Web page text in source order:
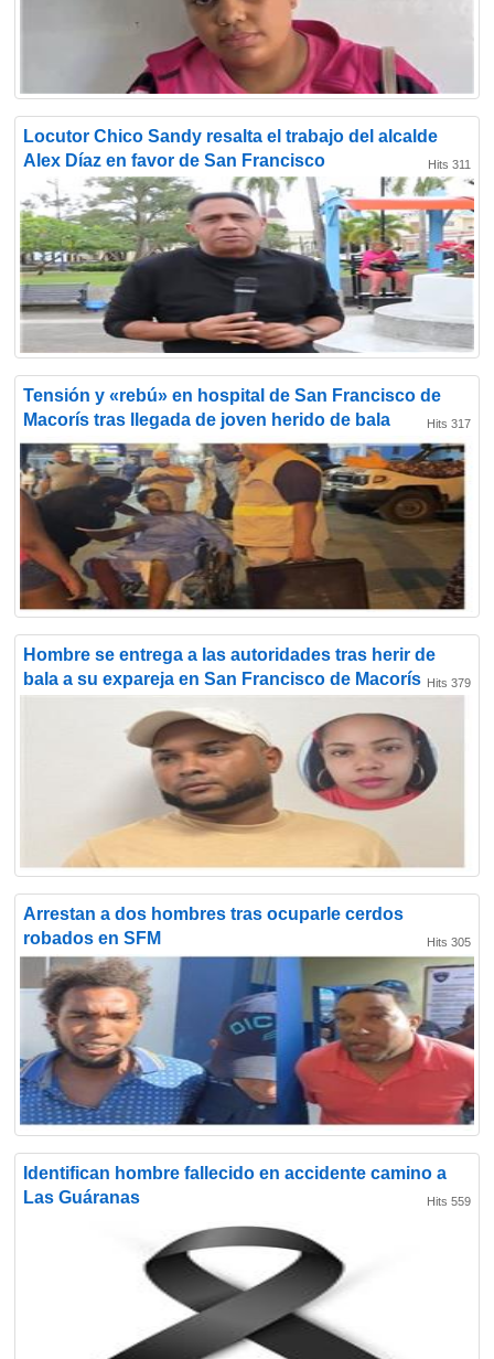
Locutor Chico Sandy resalta el trabajo del alcalde
Alex Díaz en favor de San Francisco
Hits 311
Tensión y «rebú» en hospital de San Francisco de
Macorís tras llegada de joven herido de bala
Hits 317
Hombre se entrega a las autoridades tras herir de
bala a su expareja en San Francisco de Macorís Hits 379
Arrestan a dos hombres tras ocuparle cerdos
robados en SFM
Hits 305
Identifican hombre fallecido en accidente camino a
Las Guáranas
Hits 559